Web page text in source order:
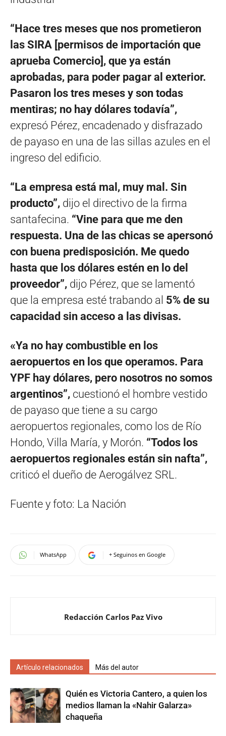
“Hace tres meses que nos prometieron
las SIRA [permisos de importación que
aprueba Comercio], que ya están
aprobadas, para poder pagar al exterior.
Pasaron los tres meses y son todas
mentiras; no hay dólares todavía”,
expresó Pérez, encadenado y disfrazado
de payaso en una de las sillas azules en el
ingreso del edificio.
“La empresa está mal, muy mal. Sin
producto”, dijo el directivo de la firma
santafecina. “Vine para que me den
respuesta. Una de las chicas se apersonó
con buena predisposición. Me quedo
hasta que los dólares estén en lo del
proveedor”, dijo Pérez, que se lamentó
que la empresa esté trabando al 5% de su
capacidad sin acceso a las divisas.
«Ya no hay combustible en los
aeropuertos en los que operamos. Para
YPF hay dólares, pero nosotros no somos
argentinos”, cuestionó el hombre vestido
de payaso que tiene a su cargo
aeropuertos regionales, como los de Río
Hondo, Villa María, y Morón. “Todos los
aeropuertos regionales están sin nafta”,
criticó el dueño de Aerogálvez SRL.
Fuente y foto: La Nación
WhatsApp + Seguinos en Google
Redacción Carlos Paz Vivo
Artículo relacionados Más del autor
Quién es Victoria Cantero, a quien los
medios llaman la «Nahir Galarza»
chaqueña